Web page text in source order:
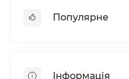
Популярне
Інформація